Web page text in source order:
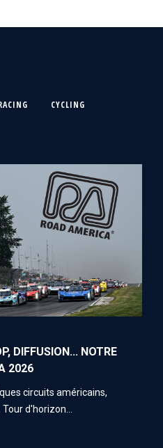
CYCLING
DIFFUSION... NOTRE
2026
circuits américains,
d'horizon...